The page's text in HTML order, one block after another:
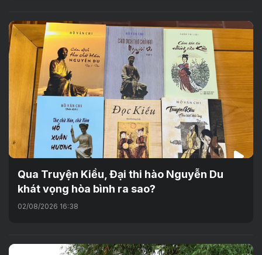
Qua Truyện Kiều, Đại thi hào Nguyễn Du
khát vọng hòa bình ra sao?
02/08/2026 16:38